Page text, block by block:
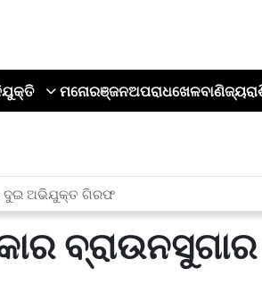
ମନୋରଞ୍ଜନଅପରାଧଖେଳବାଣିଜ୍ୟ
ଦୁଇ ଅଭିଯୁକ୍ତ ଗିରଫ